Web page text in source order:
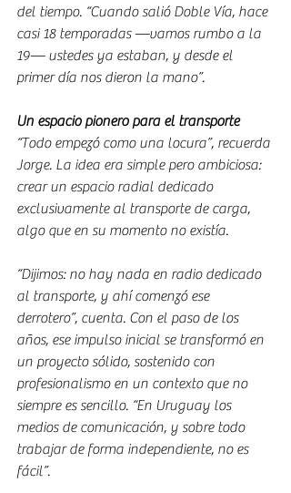
del tiempo. “Cuando salió Doble Vía, hace
casi 18 temporadas —vamos rumbo a la
19— ustedes ya estaban, y desde el
primer día nos dieron la mano”.
Un espacio pionero para el transporte
“Todo empezó como una locura”, recuerda
Jorge. La idea era simple pero ambiciosa:
crear un espacio radial dedicado
exclusivamente al transporte de carga,
algo que en su momento no existía.
“Dijimos: no hay nada en radio dedicado
al transporte, y ahí comenzó ese
derrotero”, cuenta. Con el paso de los
años, ese impulso inicial se transformó en
un proyecto sólido, sostenido con
profesionalismo en un contexto que no
siempre es sencillo. “En Uruguay los
medios de comunicación, y sobre todo
trabajar de forma independiente, no es
fácil”.